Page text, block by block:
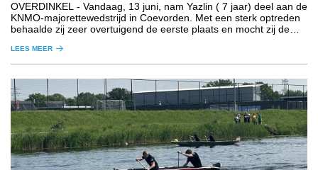
OVERDINKEL - Vandaag, 13 juni, nam Yazlin ( 7 jaar) deel aan de
KNMO-majorettewedstrijd in Coevorden. Met een sterk optreden
behaalde zij zeer overtuigend de eerste plaats en mocht zij de
LEES MEER